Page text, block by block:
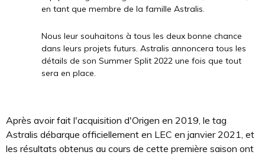
en tant que membre de la famille Astralis.
Nous leur souhaitons à tous les deux bonne chance
dans leurs projets futurs. Astralis annoncera tous les
détails de son Summer Split 2022 une fois que tout
sera en place.
Après avoir fait l'acquisition d'Origen en 2019, le tag
Astralis débarque officiellement en LEC en janvier 2021, et
les résultats obtenus au cours de cette première saison ont